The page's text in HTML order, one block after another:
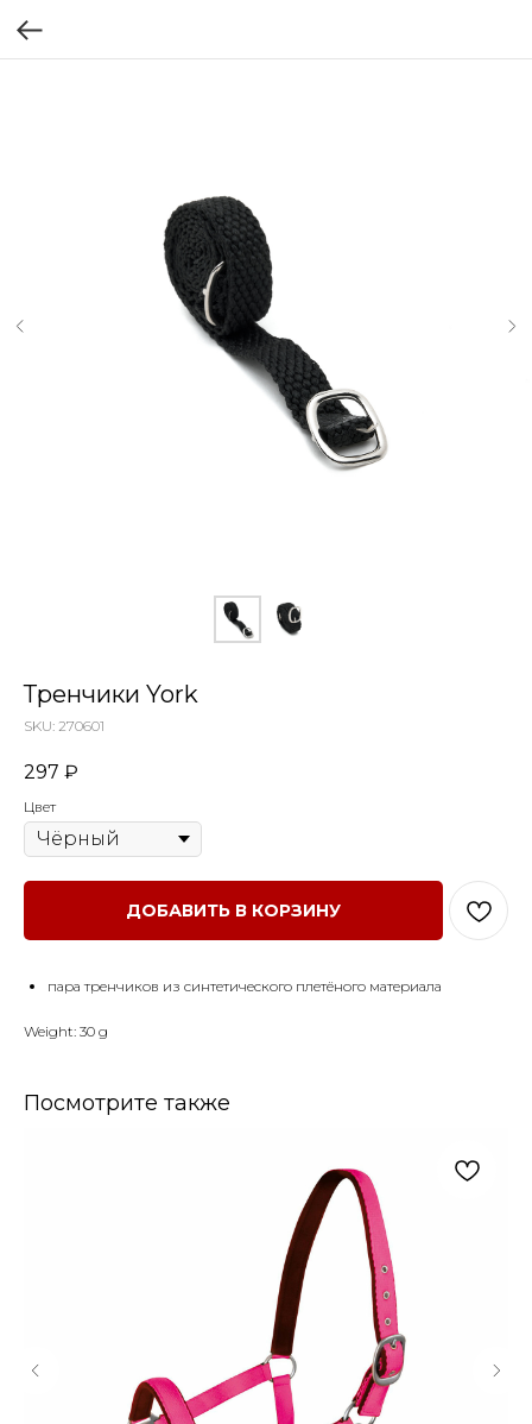
Тренчики York
SKU: 270601
297 ₽
Цвет
ДОБАВИТЬ В КОРЗИНУ
пара тренчиков из синтетического плетёного материала
Weight: 30 g
Посмотрите также